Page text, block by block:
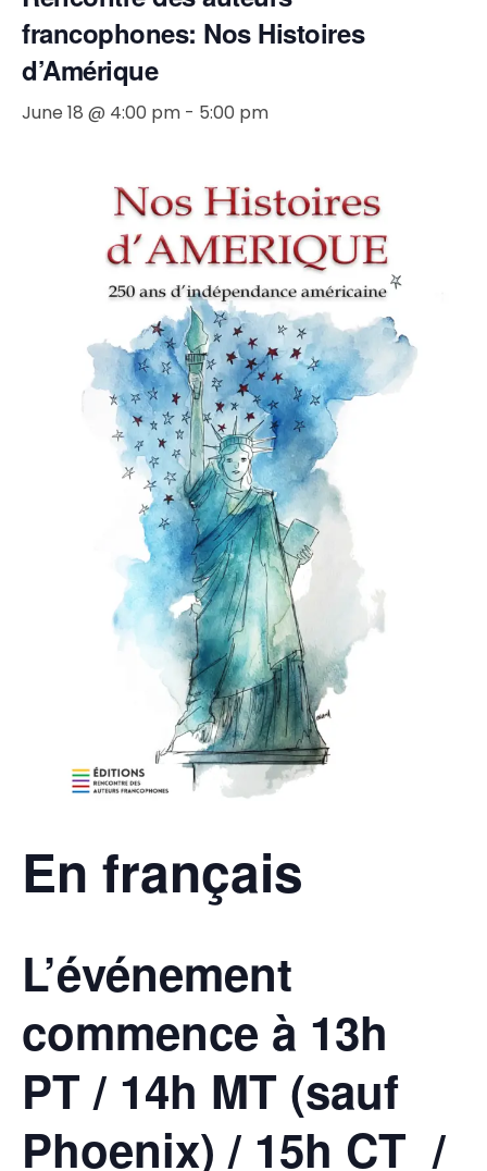
francophones: Nos Histoires
d’Amérique
June 18 @ 4:00 pm - 5:00 pm
En français
L’événement
commence à 13h
PT / 14h MT (sauf
Phoenix) / 15h CT /